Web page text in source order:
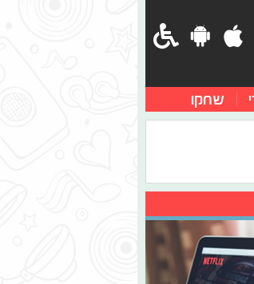
שחקו